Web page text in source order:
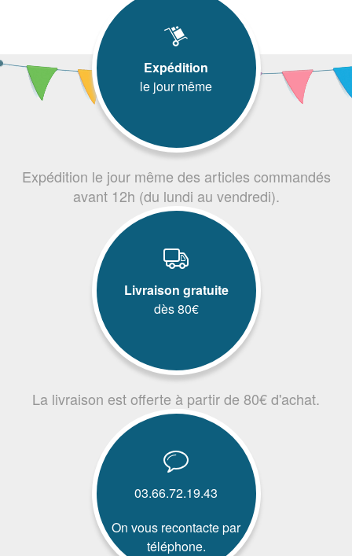
Expédition
le jour même
Expédition le jour même des articles commandés
avant 12h (du lundi au vendredi).
Livraison gratuite
dès 80€
La livraison est offerte à partir de 80€ d'achat.
03.66.72.19.43
On vous recontacte par
téléphone.